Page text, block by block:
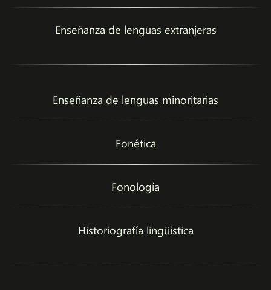
Enseñanza de lenguas extranjeras
Enseñanza de lenguas minoritarias
Fonética
Fonología
Historiografía lingüística